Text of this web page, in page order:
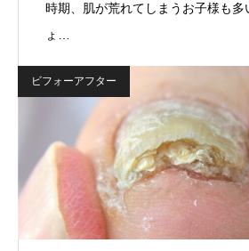
時期、肌が荒れてしまうお子様も多
ょ…
ビフォーアフター